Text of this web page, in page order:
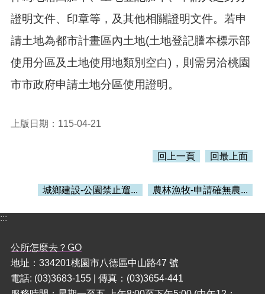
區
介
紹
息
民
機
關
通
證明文件、印章等，及其他相關證明文件。若申
請土地為都市計畫區內土地(土地登記謄本標示部
使用分區及土地使用地類別空白)，則需另洽桃園
市市政府申請土地分區使用證明。
上版日期：115-04-21
回上一頁 回最上面
城鄉建設-公園禁止遛... 農林漁牧-申請確無農...
:::
公所怎麼去？GO
地址：334201桃園市八德區中山路47 號
電話: (03)3683-155 | 傳真：(03)3654-441